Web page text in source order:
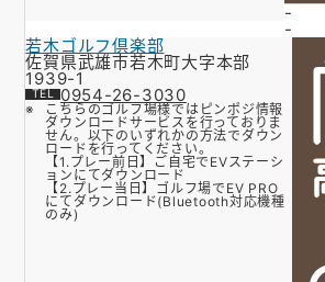
-
-
若木ゴルフ倶楽部
佐賀県武雄市若木町大字本部
1939-1
0954-26-3030
こちらのゴルフ場様ではピンポジ情報
ダウンロードサービスを行っておりま
せん。以下のいずれかの方法でダウン
ロードを行ってください。
【1.プレー前日】ご自宅でEVステーシ
ョンにてダウンロード
【2.プレー当日】ゴルフ場でEV PRO
にてダウンロード(Bluetooth対応機種
のみ)